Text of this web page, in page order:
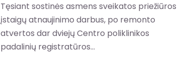
Tęsiant sostinės asmens sveikatos priežiūros
įstaigų atnaujinimo darbus, po remonto
atvertos dar dviejų Centro poliklinikos
padalinių registratūros...